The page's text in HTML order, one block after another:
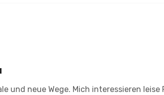
und neue Wege. Mich interessieren leise